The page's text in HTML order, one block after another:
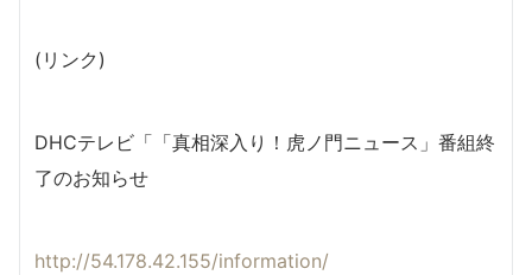
(リンク)
DHCテレビ「「真相深入り！虎ノ門ニュース」番組終
了のお知らせ
http://54.178.42.155/information/